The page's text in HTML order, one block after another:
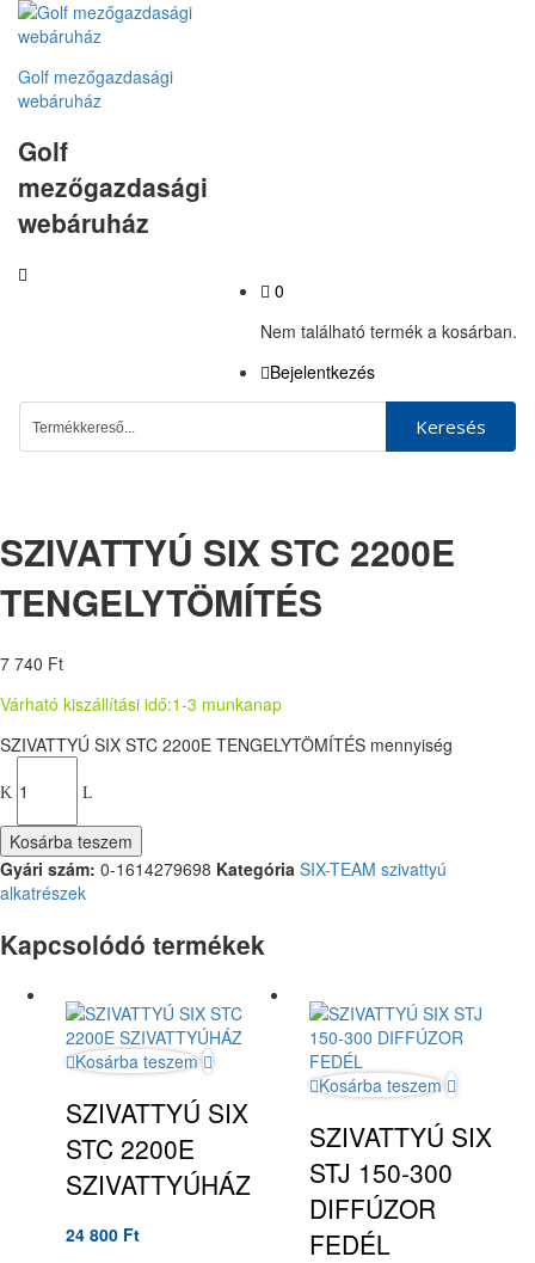
Golf mezőgazdasági
webáruház
Golf
mezőgazdasági
webáruház
0
Nem található termék a kosárban.
Bejelentkezés
Keresés
SZIVATTYÚ SIX STC 2200E
TENGELYTÖMÍTÉS
7 740 Ft
Várható kiszállítási idő:1-3 munkanap
SZIVATTYÚ SIX STC 2200E TENGELYTÖMÍTÉS mennyiség
Kosárba teszem
Gyári szám: 0-1614279698 Kategória SIX-TEAM szivattyú
alkatrészek
Kapcsolódó termékek
Kosárba teszem
SZIVATTYÚ SIX
STC 2200E
SZIVATTYÚHÁZ
24 800 Ft
Kosárba teszem
SZIVATTYÚ SIX
STJ 150-300
DIFFÚZOR
FEDÉL